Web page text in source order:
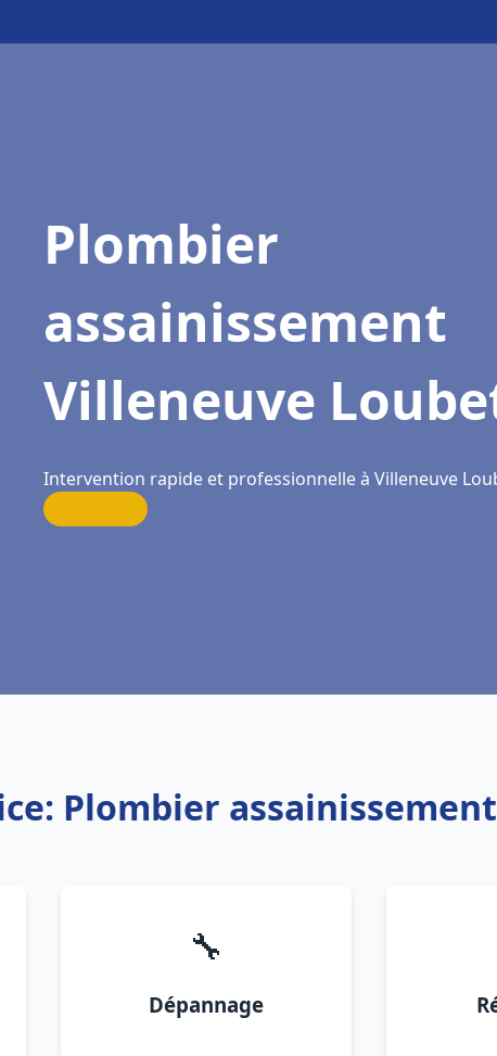
Plombier
assainissement
Villeneuve
Intervention rapide et professionnelle à Villeneuve
Plombier
🔧
Dépannage